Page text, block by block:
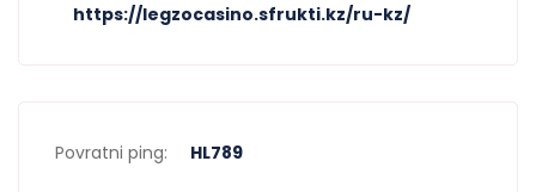
https://legzocasino.sfrukti.kz/ru-kz/
Povratni ping: HL789